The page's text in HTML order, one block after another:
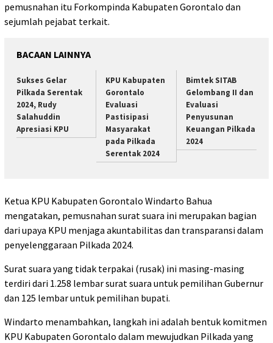
pemusnahan itu Forkompinda Kabupaten Gorontalo dan
sejumlah pejabat terkait.
BACAAN LAINNYA
Sukses Gelar
Pilkada Serentak
2024, Rudy
Salahuddin
Apresiasi KPU
KPU Kabupaten
Gorontalo
Evaluasi
Pastisipasi
Masyarakat
pada Pilkada
Serentak 2024
Bimtek SITAB
Gelombang II dan
Evaluasi
Penyusunan
Keuangan Pilkada
2024
Ketua KPU Kabupaten Gorontalo Windarto Bahua
mengatakan, pemusnahan surat suara ini merupakan bagian
dari upaya KPU menjaga akuntabilitas dan transparansi dalam
penyelenggaraan Pilkada 2024.
Surat suara yang tidak terpakai (rusak) ini masing-masing
terdiri dari 1.258 lembar surat suara untuk pemilihan Gubernur
dan 125 lembar untuk pemilihan bupati.
Windarto menambahkan, langkah ini adalah bentuk komitmen
KPU Kabupaten Gorontalo dalam mewujudkan Pilkada yang